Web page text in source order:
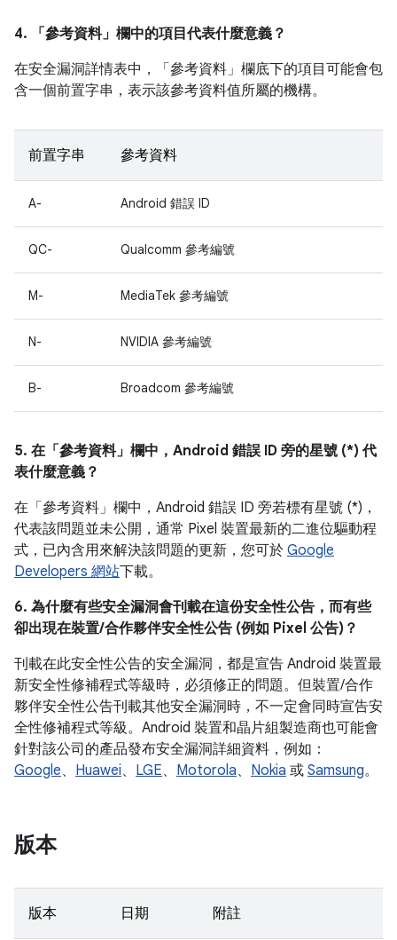
4. 「參考資料」 欄中的項目代表什麼意義？
在安全漏洞詳情表中，「參考資料」 欄底下的項目可能會包
含一個前置字串，表示該參考資料值所屬的機構。
前置字串 參考資料
A- Android 錯誤 ID
QC- Qualcomm 參考編號
M- MediaTek 參考編號
N- NVIDIA 參考編號
B- Broadcom 參考編號
5. 在「參考資料」 欄中，Android 錯誤 ID 旁的星號 (*) 代
表什麼意義？
在「參考資料」 欄中，Android 錯誤 ID 旁若標有星號 (*)，
代表該問題並未公開，通常 Pixel 裝置最新的二進位驅動程
式，已內含用來解決該問題的更新，您可於 Google
Developers 網站下載。
6. 為什麼有些安全漏洞會刊載在這份安全性公告，而有些
卻出現在裝置/合作夥伴安全性公告 (例如 Pixel 公告)？
刊載在此安全性公告的安全漏洞，都是宣告 Android 裝置最
新安全性修補程式等級時，必須修正的問題。但裝置/合作
夥伴安全性公告刊載其他安全漏洞時，不一定會同時宣告安
全性修補程式等級。Android 裝置和晶片組製造商也可能會
針對該公司的產品發布安全漏洞詳細資料，例如：
Google、 Huawei、 LGE、 Motorola、 Nokia 或 Samsung。
版本
版本 日期 附註